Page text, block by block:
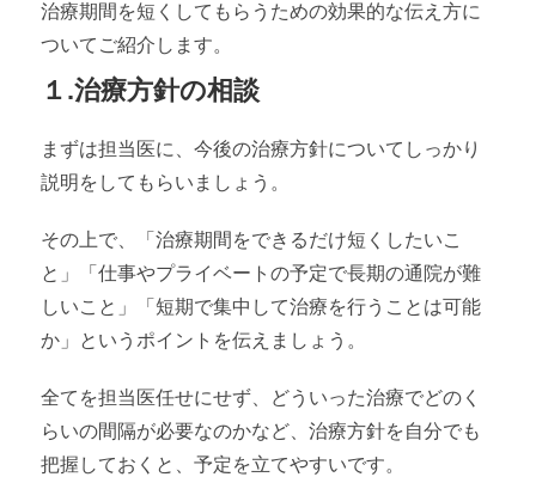
治療期間を短くしてもらうための効果的な伝え方に
ついてご紹介します。
１.治療方針の相談
まずは担当医に、今後の治療方針についてしっかり
説明をしてもらいましょう。
その上で、「治療期間をできるだけ短くしたいこ
と」「仕事やプライベートの予定で長期の通院が難
しいこと」「短期で集中して治療を行うことは可能
か」というポイントを伝えましょう。
全てを担当医任せにせず、どういった治療でどのく
らいの間隔が必要なのかなど、治療方針を自分でも
把握しておくと、予定を立てやすいです。